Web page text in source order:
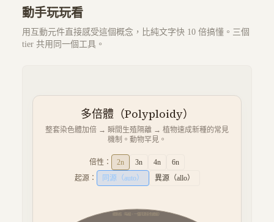
動手玩玩看
用互動元件直接感受這個概念，比純文字快 10 倍搞懂。三個
tier 共用同一個工具。
多倍體（Polyploidy）
整套染色體加倍 → 瞬間生殖隔離 → 植物速成新種的常見
機制。動物罕見。
倍性： 2n 3n 4n 6n
起源：
同源（auto） 異源（allo）
細胞核（每組 = 一個同源染色體組）